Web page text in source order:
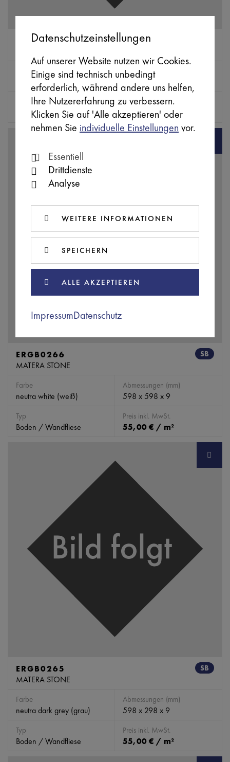
ERGB0267
Farbe
neutra beige (beige)
Abmessungen (mm)
598 x 598 x 9
Boden / Wandfliese
Preis inkl. MwSt.
55,00 € / m²
SB
ERGB0266
MATERA STONE
Farbe
neutra white (weiß)
Abmessungen (mm)
598 x 598 x 9
Typ
Boden / Wandfliese
Preis inkl. MwSt.
55,00 € / m²
SB
ERGB0265
MATERA STONE
Farbe
neutra dark grey (grau)
Abmessungen (mm)
598 x 298 x 9
Typ
Boden / Wandfliese
Preis inkl. MwSt.
55,00 € / m²
Datenschutzeinstellungen
Auf unserer Website nutzen wir Cookies.
Einige sind technisch unbedingt
erforderlich, während andere uns helfen,
Ihre Nutzererfahrung zu verbessern.
Klicken Sie auf 'Alle akzeptieren' oder
nehmen Sie individuelle Einstellungen vor.
Essentiell
Drittdienste
Analyse
WEITERE INFORMATIONEN
SPEICHERN
ALLE AKZEPTIEREN
ImpressumDatenschutz